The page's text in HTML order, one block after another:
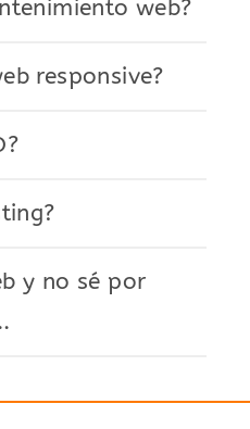
web?
responsive?
y no sé por